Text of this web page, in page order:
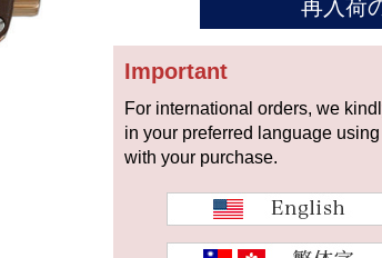
再入荷
Important
For international orders, we
in your preferred language
with your purchase.